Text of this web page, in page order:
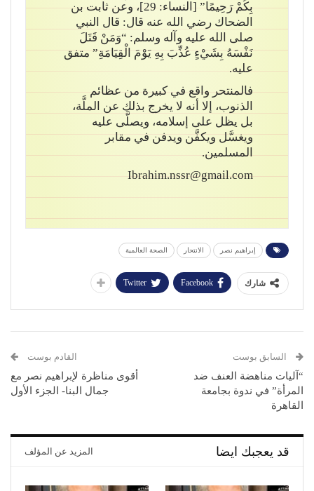
بِكُمْ رَحِيمًا” [النساء: 29]، وعن ثابت بن
الضحاك رضي الله عنه قال: قال النبي
صلى الله عليه وآله وسلم: “وَمَنْ قَتَلَ
نَفْسَهُ بِشَيْءٍ عُذِّبَ بِهِ يَوْمَ الْقِيَامَةِ” متفق
عليه.
فالمنتحر واقع في كبيرة من عظائم
الذنوب، إلا أنه لا يخرج بذلك عن الملَّة،
بل يظل على إسلامه، ويصلَّى عليه
ويغسَّل ويكفَّن ويدفن في مقابر
المسلمين.
Ibrahim.nssr@gmail.com
إبراهيم نصر الانتحار الصحة العالمية
شارك Facebook
Twitter
السابق بوست
“آليات مناهضة العنف ضد
المرأة” في ندوة بجامعة
القاهرة
القادم بوست
أقوى مناظرة لإبراهيم نصر مع
جمال البنا- الجزء الأول
قد يعجبك ايضا المزيد عن المؤلف